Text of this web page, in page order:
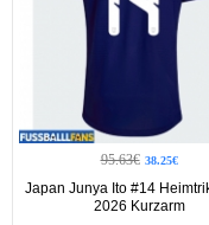
95.63€ 38.25€
Japan Junya Ito #14
2026 Kurzarm